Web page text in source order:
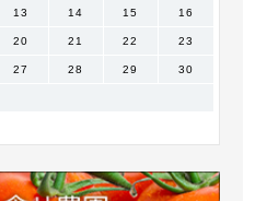
13 14 15 16
20 21 22 23
27 28 29 30